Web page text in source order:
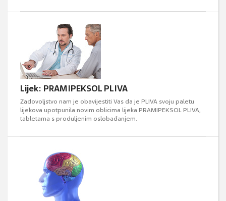
Lijek: PRAMIPEKSOL PLIVA
Zadovoljstvo nam je obavijestiti Vas da je PLIVA svoju paletu
lijekova upotpunila novim oblicima lijeka PRAMIPEKSOL PLIVA,
tabletama s produljenim oslobađanjem.